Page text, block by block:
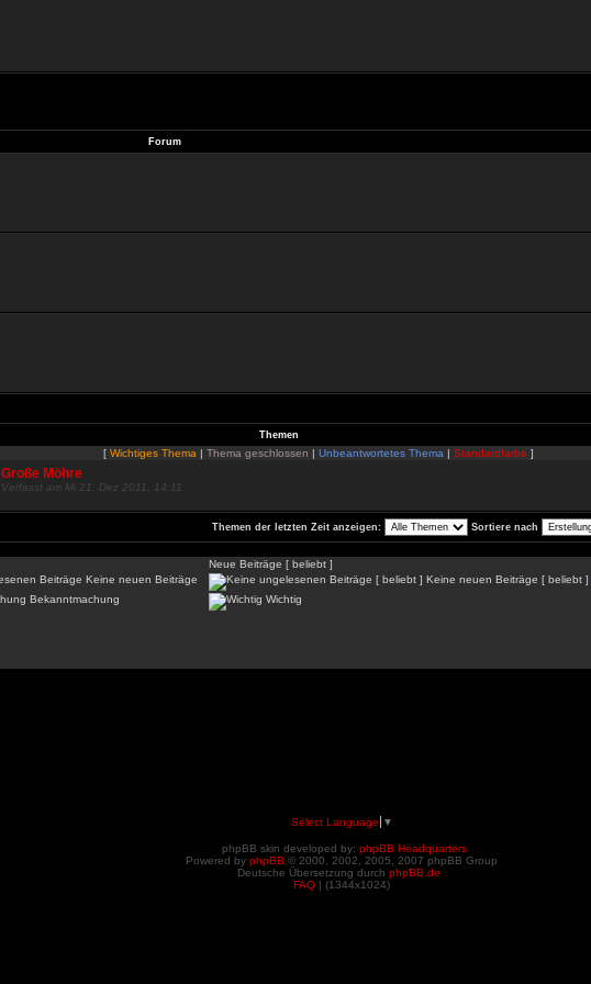
Forum
Themen
[ Wichtiges Thema | Thema geschlossen | Unbeantwortetes Thema | Standardfarbe ]
Große Möhre
Verfasst am Mi 21. Dez 2011, 14:11
Themen der letzten Zeit anzeigen: Sortiere nach
Keine neuen Beiträge
Bekanntmachung
Neue Beiträge [ beliebt ]
Keine neuen Beiträge [ beliebt ]
Wichtig
Select Language ▼
phpBB skin developed by: phpBB Headquarters
Powered by phpBB © 2000, 2002, 2005, 2007 phpBB Group
Deutsche Übersetzung durch phpBB.de
FAQ | (1344x1024)